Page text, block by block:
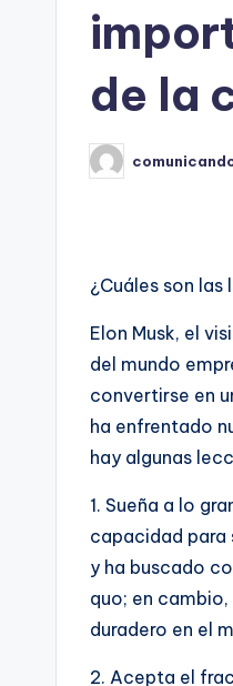
de la
Publicado
por
¿Cuáles son
Elon Musk, el
del mundo
convertirse en
ha enfrentado
hay algunas
1. Sueña a lo
capacidad para
y ha buscado
quo; en
duradero en el
2. Acepta el